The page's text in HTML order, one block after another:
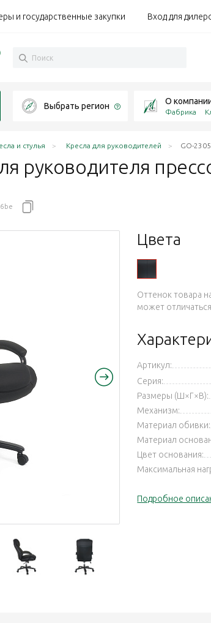
и государственные закупки Вход для
Выбрать регион
О
Фабрика
и стулья Кресла для руководителей GO-
руководителя
Цвета
Оттенок товара
может
Артикул:
Серия:
Размеры (Ш×Г×В):
Механизм:
Материал обивки:
Материал
Цвет основания:
Максимальная
Подробное